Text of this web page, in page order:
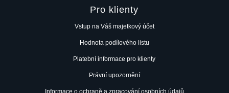
Pro klienty
Vstup na Váš majetkový účet
Hodnota podílového listu
Platební informace pro klienty
Právní upozornění